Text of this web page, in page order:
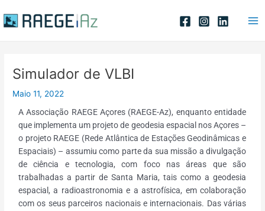
to
Simulador de VLBI
Maio 11, 2022
A Associação RAEGE Açores (RAEGE-Az), enquanto entidade
que implementa um projeto de geodesia espacial nos Açores –
o projeto RAEGE (Rede Atlântica de Estações Geodinâmicas e
Espaciais) – assumiu como parte da sua missão a divulgação
de ciência e tecnologia, com foco nas áreas que são
trabalhadas a partir de Santa Maria, tais como a geodesia
espacial, a radioastronomia e a astrofísica, em colaboração
com os seus parceiros nacionais e internacionais. Das várias
navigation